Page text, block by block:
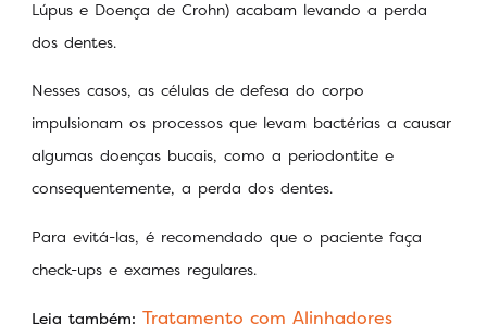
Lúpus e Doença de Crohn) acabam levando a perda
dos dentes.
Nesses casos, as células de defesa do corpo
impulsionam os processos que levam bactérias a causar
algumas doenças bucais, como a periodontite e
consequentemente, a perda dos dentes.
Para evitá-las, é recomendado que o paciente faça
check-ups e exames regulares.
Leia também: Tratamento com Alinhadores